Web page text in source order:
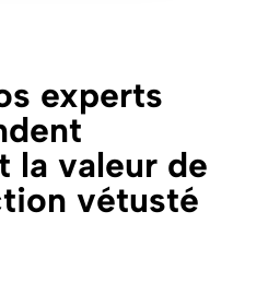
experts
la valeur de
vétusté